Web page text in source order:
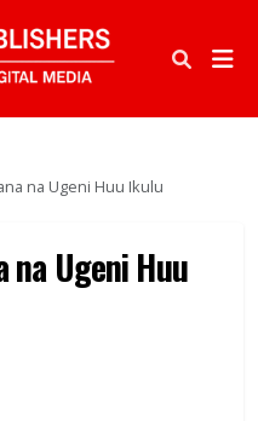
na Ugeni Huu Ikulu
na Ugeni Huu